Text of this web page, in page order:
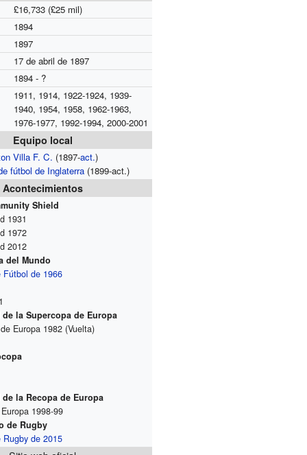
£16,733 (£25 mil)
1894
1897
17 de abril de 1897
1894 - ?
1911, 1914, 1922-1924, 1939-
1940, 1954, 1958, 1962-1963,
1976-1977, 1992-1994, 2000-2001
Equipo local
Villa F. C. (1897-act.)
fútbol de Inglaterra(1899-act.)
Acontecimientos
Shield
1931
1972
2012
del Mundo
Fútbol de 1966
la Supercopa de Europa
Europa 1982 (Vuelta)
la Recopa de Europa
1998-99
de Rugby
de 2015